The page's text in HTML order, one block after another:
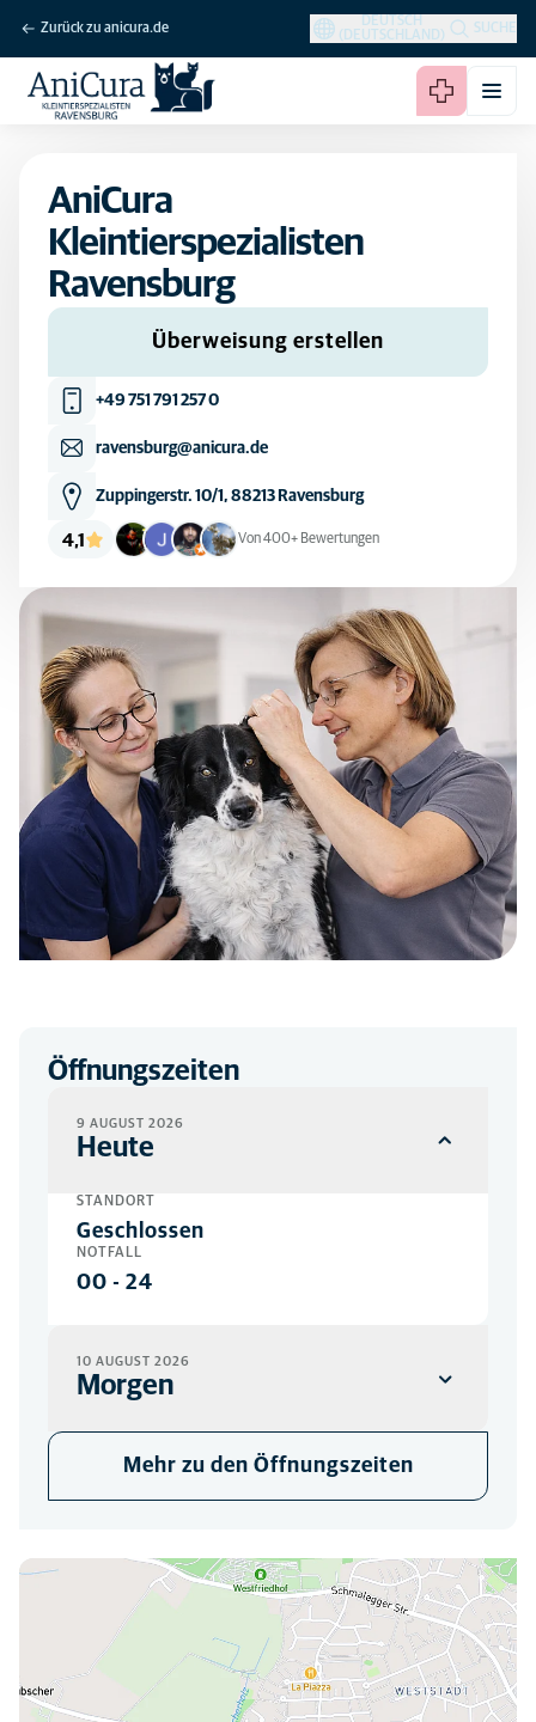
Zurück zu anicura.de
DEUTSCH
(DEUTSCHLAND)
SUCHE
AniCura
Kleintierspezialisten
Ravensburg
Überweisung erstellen
+49 751 791 257 0
ravensburg@anicura.de
Zuppingerstr. 10/1, 88213 Ravensburg
4,1 Von 400+ Bewertungen
Öffnungszeiten
9 AUGUST 2026
Heute
STANDORT
Geschlossen
NOTFALL
00 - 24
10 AUGUST 2026
Morgen
08:00-19:30
Mehr zu den Öffnungszeiten
Hier finden Sie uns